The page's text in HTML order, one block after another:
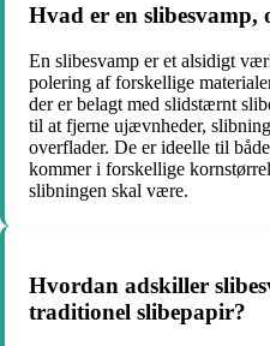
Hvad er en slibesvamp,
En slibesvamp er et alsidigt
polering af forskellige
der er belagt med slidstærnt
til at fjerne ujævnheder,
overflader. De er ideelle til
kommer i forskellige
slibningen skal være.
Hvordan adskiller
traditionel slibepapir?